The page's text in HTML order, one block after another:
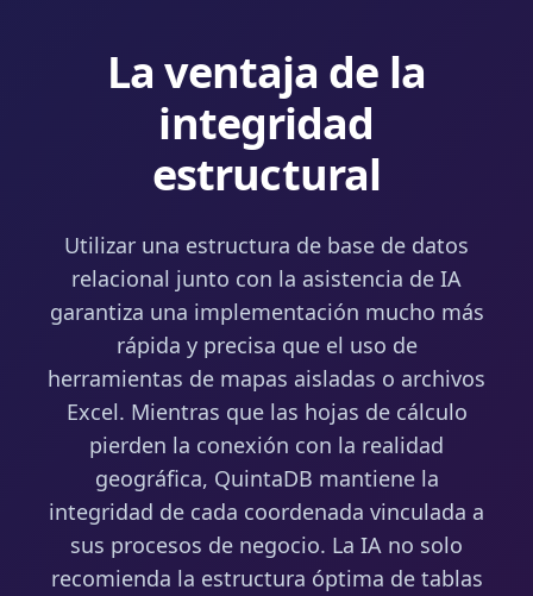
La ventaja de la
integridad
estructural
Utilizar una estructura de base de datos
relacional junto con la asistencia de IA
garantiza una implementación mucho más
rápida y precisa que el uso de
herramientas de mapas aisladas o archivos
Excel. Mientras que las hojas de cálculo
pierden la conexión con la realidad
geográfica, QuintaDB mantiene la
integridad de cada coordenada vinculada a
sus procesos de negocio. La IA no solo
recomienda la estructura óptima de tablas